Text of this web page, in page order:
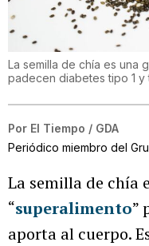
La semilla de chía es una
padecen diabetes tipo 1 y
Por El Tiempo / GDA
Periódico miembro del
La semilla de chía
“superalimento”
aporta al cuerpo.